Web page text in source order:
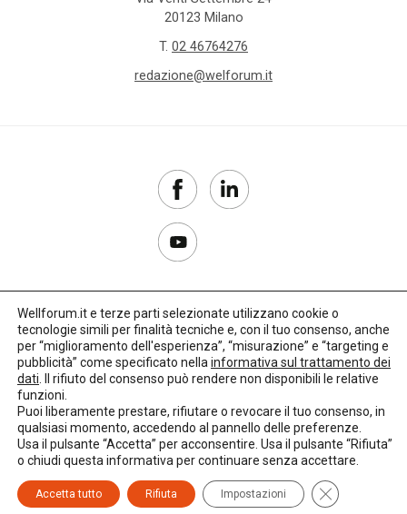
20123 Milano
T. 02 46764276
redazione@welforum.it
Copyright 2017–2026
Privacy Policy
Credits: LO Studio
Wellforum.it e terze parti selezionate utilizzano cookie o
tecnologie simili per finalità tecniche e, con il tuo consenso, anche
per “miglioramento dell'esperienza”, “misurazione” e “targeting e
pubblicità” come specificato nella informativa sul trattamento dei
dati . Il rifiuto del consenso può rendere non disponibili le relative
funzioni.
Puoi liberamente prestare, rifiutare o revocare il tuo consenso, in
qualsiasi momento, accedendo al pannello delle preferenze.
Usa il pulsante “Accetta” per acconsentire. Usa il pulsante “Rifiuta”
o chiudi questa informativa per continuare senza accettare.
Accetta tutto Rifiuta Impostazioni Close GDPR